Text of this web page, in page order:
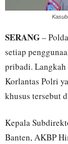
SERANG–
setiap
pribadi. Langkah
Korlantas Polri
khusus tersebut
Kepala
Banten, AKBP